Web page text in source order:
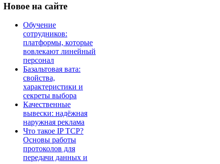
Новое на сайте
Обучение
сотрудников:
платформы, которые
вовлекают линейный
персонал
Базальтовая вата:
свойства,
характеристики и
секреты выбора
Качественные
вывески: надёжная
наружная реклама
Что такое IP TCP?
Основы работы
протоколов для
передачи данных и